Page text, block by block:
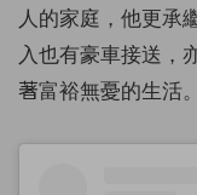
人的家庭，他更承
入也有豪車接送，
著富裕無憂的生活。